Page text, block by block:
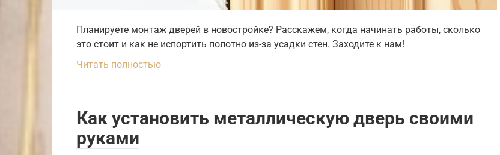
Планируете монтаж дверей в новостройке? Расскажем, когда начинать работы, сколько
это стоит и как не испортить полотно из-за усадки стен. Заходите к нам!
Читать полностью
Как установить металлическую дверь своими
руками